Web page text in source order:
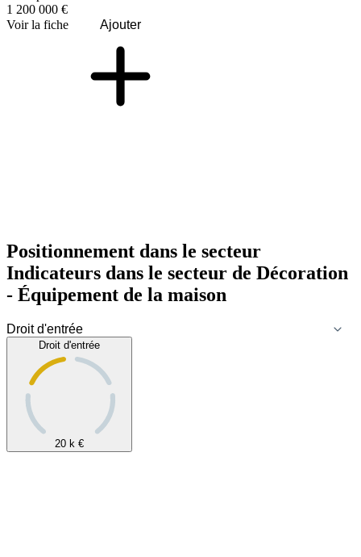
1 200 000 €
Voir la fiche
Ajouter
Positionnement dans le secteur
Indicateurs dans le secteur de Décoration
- Équipement de la maison
Droit d'entrée
20 k €